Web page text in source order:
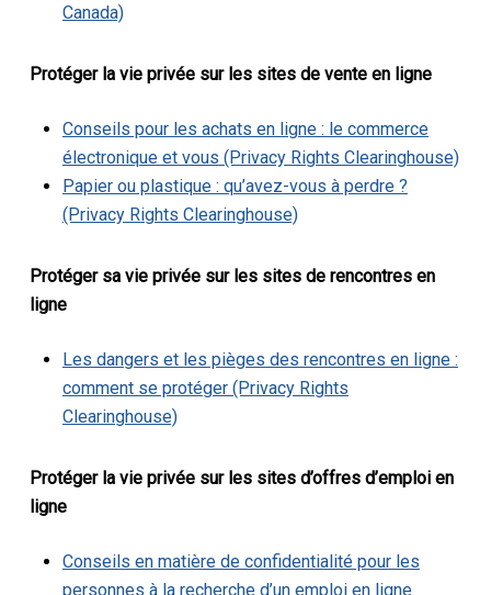
Canada)
Protéger la vie privée sur les sites de vente en ligne
Conseils pour les achats en ligne : le commerce
électronique et vous (Privacy Rights Clearinghouse)
Papier ou plastique : qu’avez-vous à perdre ?
(Privacy Rights Clearinghouse)
Protéger sa vie privée sur les sites de rencontres en
ligne
Les dangers et les pièges des rencontres en ligne :
comment se protéger (Privacy Rights
Clearinghouse)
Protéger la vie privée sur les sites d’offres d’emploi en
ligne
Conseils en matière de confidentialité pour les
personnes à la recherche d’un emploi en ligne